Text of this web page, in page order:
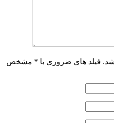
شد. فیلد های ضروری با * مشخص